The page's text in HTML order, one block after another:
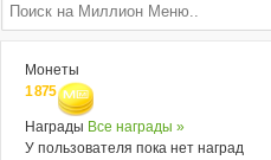
Монеты
1 875
Награды Все награды »
У пользователя пока нет наград